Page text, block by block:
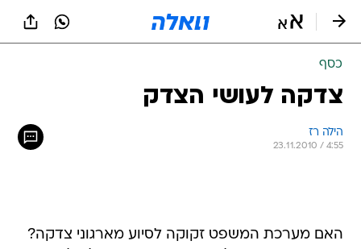
כסף
צדקה לעושי הצדק
הילה רז
23.11.2010 / 4:55
האם מערכת המשפט זקוקה לסיוע מארגוני צדקה?